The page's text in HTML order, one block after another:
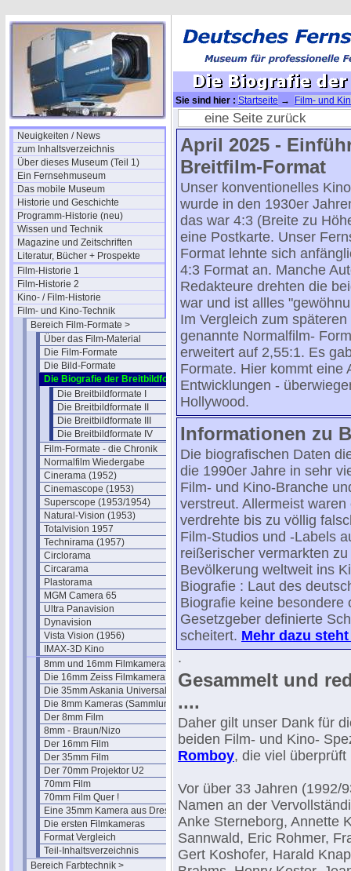
Neuigkeiten / News
zum Inhaltsverzeichnis
Über dieses Museum (Teil 1)
Ein Fernsehmuseum
Das mobile Museum
Historie und Geschichte
Programm-Historie (neu)
Wissen und Technik
Magazine und Zeitschriften
Literatur, Bücher + Prospekte
Film-Historie 1
Film-Historie 2
Kino- / Film-Historie
Film- und Kino-Technik
Bereich Film-Formate >
Über das Film-Material
Die Film-Formate
Die Bild-Formate
Die Biografie der Breitbildformate
Die Breitbildformate I
Die Breitbildformate II
Die Breitbildformate III
Die Breitbildformate IV
Film-Formate - die Chronik
Normalfilm Wiedergabe
Cinerama (1952)
Cinemascope (1953)
Superscope (1953/1954)
Natural-Vision (1953)
Totalvision 1957
Technirama (1957)
Circlorama
Circarama
Plastorama
MGM Camera 65
Ultra Panavision
Dynavision
Vista Vision (1956)
IMAX-3D Kino
8mm und 16mm Filmkameras
Die 16mm Zeiss Filmkamera
Die 35mm Askania Universal
Die 8mm Kameras (Sammlung)
Der 8mm Film
8mm - Braun/Nizo
Der 16mm Film
Der 35mm Film
Der 70mm Projektor U2
70mm Film
70mm Film Quer !
Eine 35mm Kamera aus Dresden
Die ersten Filmkameras
Format Vergleich
Teil-Inhaltsverzeichnis
Bereich Farbtechnik >
Sie sind hier : Startseite →
Film- und
Breitbildformate
eine Seite zurück
April 2025 -
Breitfilm-Format
Unser konventionelles
wurde in den 1930er
das war 4:3 (Breite zu
eine Postkarte. Unser
Format lehnte sich
4:3 Format an. Manche
Redakteure drehten die
war und ist allles
Im Vergleich zum
genannte Normalfilm-
erweitert auf 2,55:1. Es
Formate. Hier kommt eine
Entwicklungen -
Hollywood.
Informationen zu
Die biografischen Daten
die 1990er Jahre in sehr
Film- und Kino-Branche
verstreut. Allermeist
verdrehte bis zu völlig
Film-Studios und -Labels
reißerischer vermarkten
Bevölkerung weltweit ins
Biografie : Laut des
Biografie keine besondere
Gesetzgeber definierte
scheitert. Mehr dazu
.
Gesammelt und
....
Daher gilt unser Dank für
beiden Film- und Kino-
Romboy, die viel
Vor über 33 Jahren (1992/
Namen an der
Anke Sterneborg, Annette
Sannwald, Eric Rohmer,
Gert Koshofer, Harald